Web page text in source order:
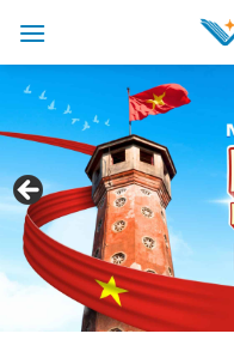
content